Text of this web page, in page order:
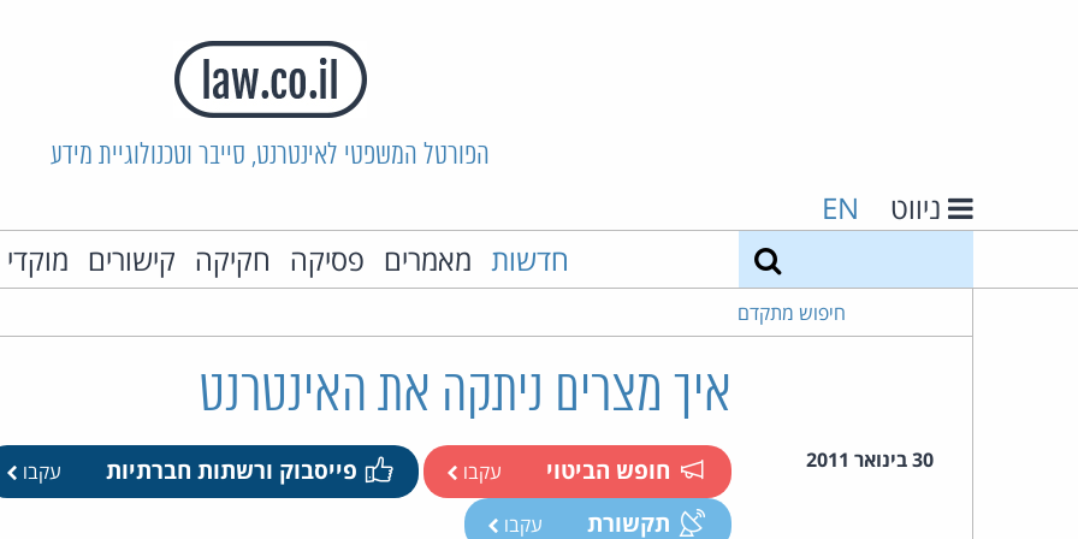
הפורטל המשפטי לאינטרנט, סייבר וטכנולוגיית מידע
ניווט EN
חדשות מאמרים פסיקה חקיקה קישורים
חיפוש מתקדם
איך מצרים ניתקה את האינטרנט
30 בינואר 2011 חופש הביטוי עקבו פייסבוק ורשתות חברתיות עקבו
תקשורת עקבו